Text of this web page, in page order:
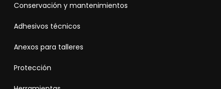
Conservación y mantenimientos
Adhesivos técnicos
Anexos para talleres
Protección